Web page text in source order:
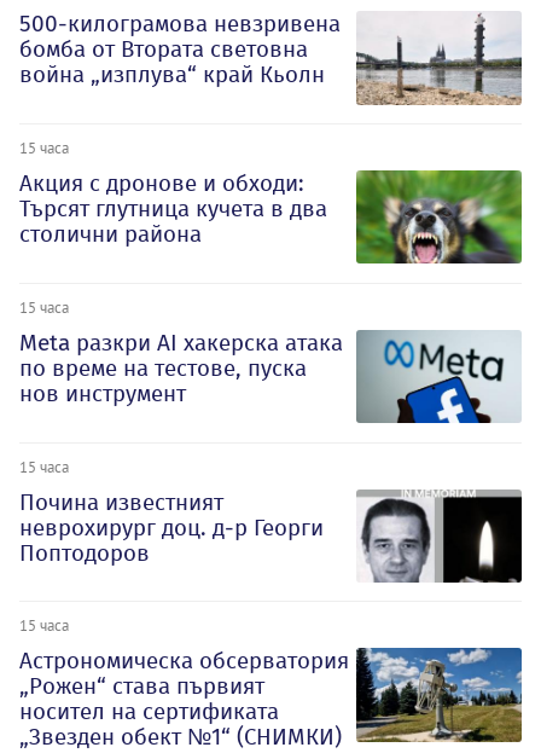
500-килограмова невзривена
бомба от Втората световна
война „изплува“ край Кьолн
15 часа
Акция с дронове и обходи:
Търсят глутница кучета в два
столични района
15 часа
Meta разкри AI хакерска атака
по време на тестове, пуска
нов инструмент
15 часа
Почина известният
неврохирург доц. д-р Георги
Поптодоров
15 часа
Астрономическа обсерватория
„Рожен“ става първият
носител на сертификата
„Звезден обект №1“ (СНИМКИ)